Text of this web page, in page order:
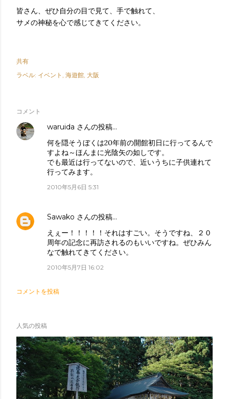
皆さん、ぜひ自分の目で見て、手で触れて、
サメの神秘を心で感じてきてください。
共有
ラベル: イベント 海遊館 大阪
コメント
waruida さんの投稿…
何を隠そうぼくは20年前の開館初日に行ってるんで
すよね～ほんまに光陰矢の如しです。
でも最近は行ってないので、近いうちに子供連れて
行ってみます。
2010年5月6日 5:31
Sawako さんの投稿…
えぇー！！！！！それはすごい。そうですね、２０
周年の記念に再訪されるのもいいですね。ぜひみん
なで触れてきてください。
2010年5月7日 16:02
コメントを投稿
人気の投稿